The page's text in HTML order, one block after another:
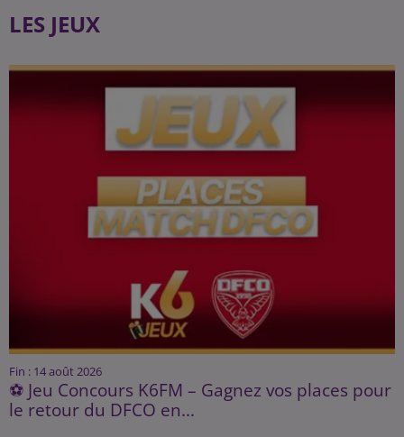
LES JEUX
Fin : 14 août 2026
⚽ Jeu Concours K6FM – Gagnez vos places pour
le retour du DFCO en...